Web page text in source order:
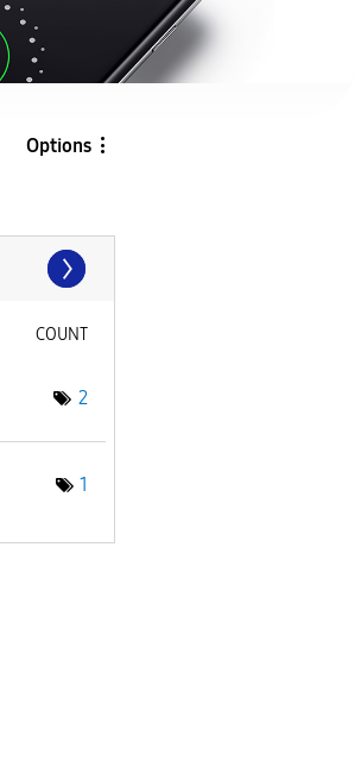
Options
COUNT
2
1